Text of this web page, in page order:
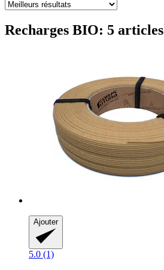
Recharges BIO: 5 articles
Ajouter
5.0 (1)